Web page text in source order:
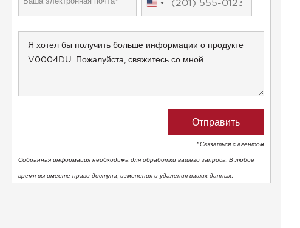
United
* Связаться с агентом
Собранная информация необходима для обработки вашего запроса. В любое
время вы имеете право доступа, изменения и удаления ваших данных.